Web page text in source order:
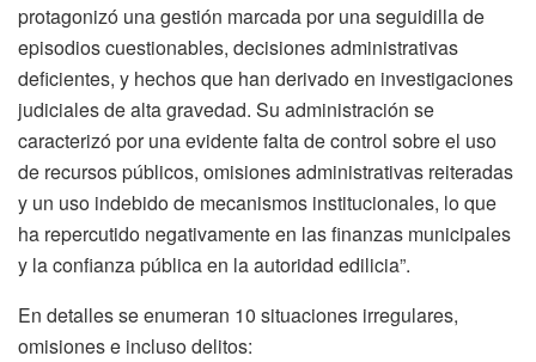
protagonizó una gestión marcada por una seguidilla de
episodios cuestionables, decisiones administrativas
deficientes, y hechos que han derivado en investigaciones
judiciales de alta gravedad. Su administración se
caracterizó por una evidente falta de control sobre el uso
de recursos públicos, omisiones administrativas reiteradas
y un uso indebido de mecanismos institucionales, lo que
ha repercutido negativamente en las finanzas municipales
y la confianza pública en la autoridad edilicia”.
En detalles se enumeran 10 situaciones irregulares,
omisiones e incluso delitos: